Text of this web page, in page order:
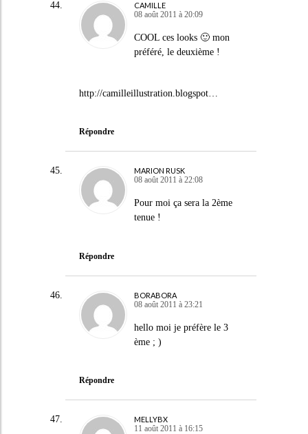
CAMILLE
08 août 2011 à 20:09
COOL ces looks 🙂 mon
préféré, le deuxième !
http://camilleillustration.blogspot…
Répondre
MARION RUSK
08 août 2011 à 22:08
Pour moi ça sera la 2ème
tenue !
Répondre
BORABORA
08 août 2011 à 23:21
hello moi je préfère le 3
ème ; )
Répondre
MELLYBX
11 août 2011 à 16:15